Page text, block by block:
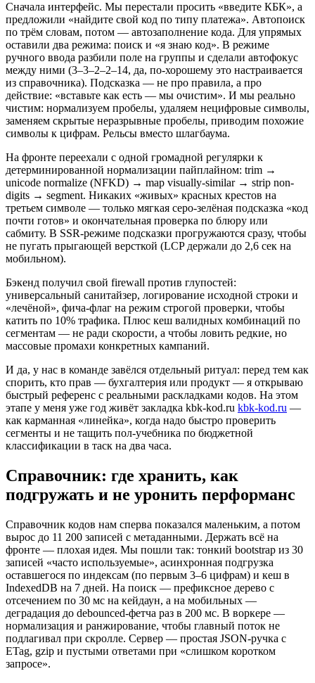
Сначала интерфейс. Мы перестали просить «введите КБК», а
предложили «найдите свой код по типу платежа». Автопоиск
по трём словам, потом — автозаполнение кода. Для упрямых
оставили два режима: поиск и «я знаю код». В режиме
ручного ввода разбили поле на группы и сделали автофокус
между ними (3–3–2–2–14, да, по-хорошему это настраивается
из справочника). Подсказка — не про правила, а про
действие: «вставьте как есть — мы очистим». И мы реально
чистим: нормализуем пробелы, удаляем нецифровые символы,
заменяем скрытые неразрывные пробелы, приводим похожие
символы к цифрам. Рельсы вместо шлагбаума.
На фронте переехали с одной громадной регулярки к
детерминированной нормализации пайплайном: trim →
unicode normalize (NFKD) → map visually-similar → strip non-
digits → segment. Никаких «живых» красных крестов на
третьем символе — только мягкая серо-зелёная подсказка «код
почти готов» и окончательная проверка по блюру или
сабмиту. В SSR-режиме подсказки прогружаются сразу, чтобы
не пугать прыгающей версткой (LCP держали до 2,6 сек на
мобильном).
Бэкенд получил свой firewall против глупостей:
универсальный санитайзер, логирование исходной строки и
«лечёной», фича-флаг на режим строгой проверки, чтобы
катить по 10% трафика. Плюс кеш валидных комбинаций по
сегментам — не ради скорости, а чтобы ловить редкие, но
массовые промахи конкретных кампаний.
И да, у нас в команде завёлся отдельный ритуал: перед тем как
спорить, кто прав — бухгалтерия или продукт — я открываю
быстрый референс с реальными раскладками кодов. На этом
этапе у меня уже год живёт закладка kbk-kod.ru kbk-kod.ru —
как карманная «линейка», когда надо быстро проверить
сегменты и не тащить пол-учебника по бюджетной
классификации в таск на два часа.
Справочник: где хранить, как
подгружать и не уронить перформанс
Справочник кодов нам сперва показался маленьким, а потом
вырос до 11 200 записей с метаданными. Держать всё на
фронте — плохая идея. Мы пошли так: тонкий bootstrap из 30
записей «часто используемые», асинхронная подгрузка
оставшегося по индексам (по первым 3–6 цифрам) и кеш в
IndexedDB на 7 дней. На поиск — префиксное дерево с
отсечением по 30 мс на кейдаун, а на мобильных —
деградация до debounced-фетча раз в 200 мс. В воркере —
нормализация и ранжирование, чтобы главный поток не
подлагивал при скролле. Сервер — простая JSON-ручка с
ETag, gzip и пустыми ответами при «слишком коротком
запросе».